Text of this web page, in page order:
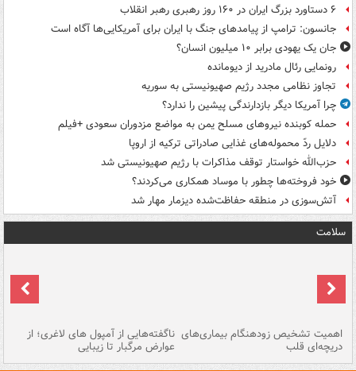
۶ دستاورد بزرگ ایران در ۱۶۰ روز رهبری رهبر انقلاب
جانسون: ترامپ از پیامدهای جنگ با ایران برای آمریکایی‌ها آگاه است
جان یک یهودی برابر ۱۰ میلیون انسان؟
رونمایی رئال مادرید از دیومانده
تجاوز نظامی مجدد رژیم صهیونیستی به سوریه
چرا آمریکا دیگر بازدارندگی پیشین را ندارد؟
حمله کوبنده نیروهای مسلح یمن به مواضع مزدوران سعودی +فیلم
دلایل ردّ محموله‌های غذایی صادراتی ترکیه از اروپا
حزب‌الله خواستار توقف مذاکرات با رژیم صهیونیستی شد
خود فروخته‌ها چطور با موساد همکاری می‌کردند؟
آتش‌سوزی در منطقه حفاظت‌شده دیزمار مهار شد
سلامت
اهمیت تشخیص زودهنگام بیماری‌های
دریچه‌ای قلب
ناگفته‌هایی از آمپول های لاغری؛ از
عوارض مرگبار تا زیبایی